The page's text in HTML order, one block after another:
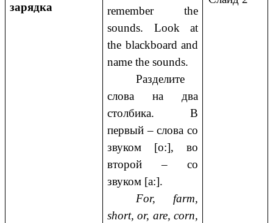
зарядка
remember the
sounds. Look at
the blackboard and
name the sounds.
Разделите
слова на два
столбика. В
первый – слова со
звуком [o:], во
второй – со
звуком [a:].
For, farm,
short, or, are, corn,